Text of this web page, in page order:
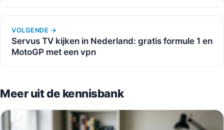
VOLGENDE →
Servus TV kijken in Nederland: gratis formule 1 en
MotoGP met een vpn
Meer uit de kennisbank